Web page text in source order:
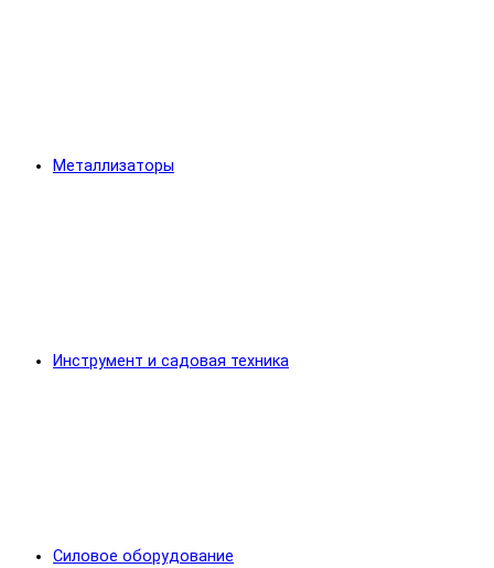
Металлизаторы
Инструмент и садовая техника
Силовое оборудование